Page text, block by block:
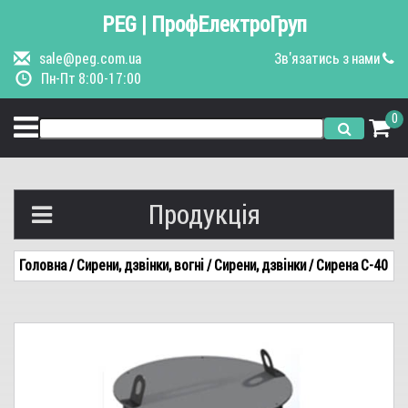
PEG | ПрофЕлектроГруп
sale@peg.com.ua
Пн-Пт 8:00-17:00
Зв'язатись з нами
0
Продукція
Вимикачі автоматичні
Пускачі, контактори
Кранове обладнання
Головна/ Сирени, дзвінки, вогні/ Сирени, дзвінки/ Сирена С-40